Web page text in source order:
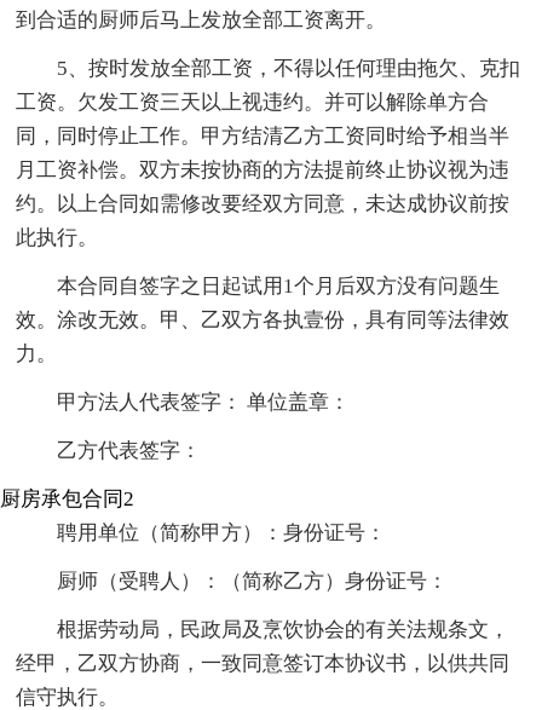
到合适的厨师后马上发放全部工资离开。
5、按时发放全部工资，不得以任何理由拖欠、克扣
工资。欠发工资三天以上视违约。并可以解除单方合
同，同时停止工作。甲方结清乙方工资同时给予相当半
月工资补偿。双方未按协商的方法提前终止协议视为违
约。以上合同如需修改要经双方同意，未达成协议前按
此执行。
本合同自签字之日起试用1个月后双方没有问题生
效。涂改无效。甲、乙双方各执壹份，具有同等法律效
力。
甲方法人代表签字： 单位盖章：
乙方代表签字：
厨房承包合同2
聘用单位（简称甲方）：身份证号：
厨师（受聘人）：（简称乙方）身份证号：
根据劳动局，民政局及烹饮协会的有关法规条文，
经甲，乙双方协商，一致同意签订本协议书，以供共同
信守执行。